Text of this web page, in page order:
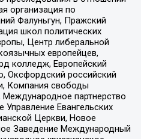
организация по
Фалуньгун, Пражский
школ политических
Центр либеральной
европейцев,
колледж, Европейский
Оксфордский российский
Компания свободы
партнерство
Управление Евангельских
Церкви, Новое
Заведение Международный